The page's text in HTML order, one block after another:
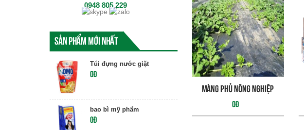
0948 805 229
Sản phẩm mới nhất
Túi đựng nước giặt
0đ
bao bì mỹ phẩm
0đ
Màng phủ nông nghiệp
0đ